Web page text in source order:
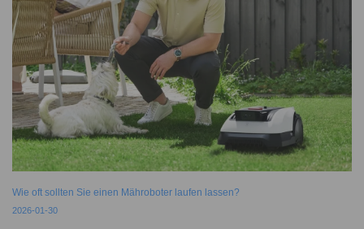
Wie oft sollten Sie einen Mähroboter laufen lassen?
2026-01-30